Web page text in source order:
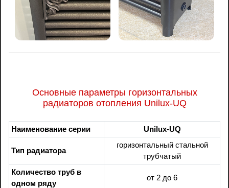
Основные параметры горизонтальных
радиаторов отопления Unilux-UQ
Наименование серии Unilux-UQ
Тип радиатора
горизонтальный стальной
трубчатый
Количество труб в
одном ряду
от 2 до 6